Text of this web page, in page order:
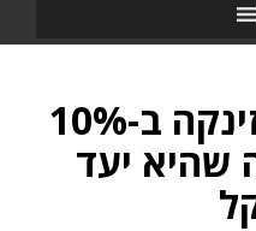
מניית מלאנוקס זינקה ב-10%
שהיא יעד